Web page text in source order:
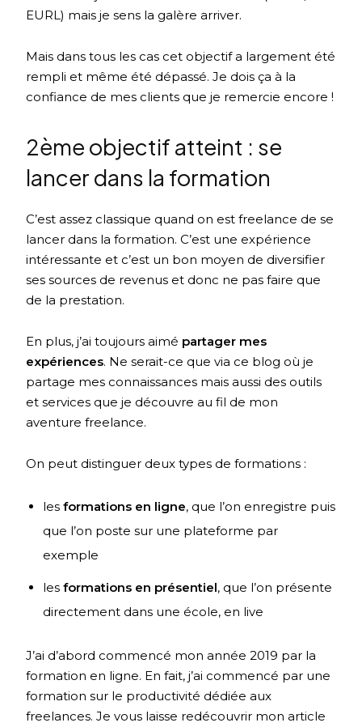
EURL) mais je sens la galère arriver.
Mais dans tous les cas cet objectif a largement été
rempli et même été dépassé. Je dois ça à la
confiance de mes clients que je remercie encore !
2ème objectif atteint : se
lancer dans la formation
C’est assez classique quand on est freelance de se
lancer dans la formation. C’est une expérience
intéressante et c’est un bon moyen de diversifier
ses sources de revenus et donc ne pas faire que
de la prestation.
En plus, j’ai toujours aimé partager mes
expériences. Ne serait-ce que via ce blog où je
partage mes connaissances mais aussi des outils
et services que je découvre au fil de mon
aventure freelance.
On peut distinguer deux types de formations :
lesformations en ligne, que l’on enregistre puis
que l’on poste sur une plateforme par
exemple
lesformations en présentiel, que l’on présente
directement dans une école, en live
J’ai d’abord commencé mon année 2019 par la
formation en ligne. En fait, j’ai commencé par une
formation sur le productivité dédiée aux
freelances. Je vous laisse redécouvrir mon article